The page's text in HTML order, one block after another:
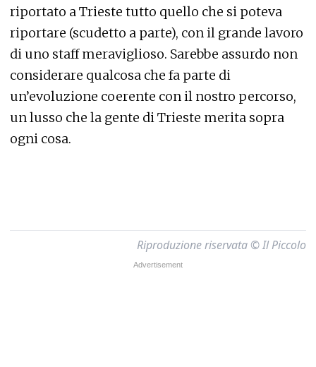
riportato a Trieste tutto quello che si poteva
riportare (scudetto a parte), con il grande lavoro
di uno staff meraviglioso. Sarebbe assurdo non
considerare qualcosa che fa parte di
un’evoluzione coerente con il nostro percorso,
un lusso che la gente di Trieste merita sopra
ogni cosa.
Riproduzione riservata © Il Piccolo